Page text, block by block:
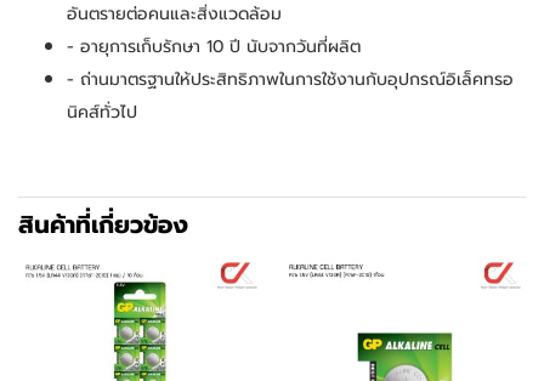
อันตรายต่อคนและสิ่งแวดล้อม
- อายุการเก็บรักษา 10 ปี นับจากวันที่ผลิต
- ถ่านมาตรฐานให้ประสิทธิภาพในการใช้งานกับอุปกรณ์อิเล็คทรอ
นิคส์ทั่วไป
สินค้าที่เกี่ยวข้อง